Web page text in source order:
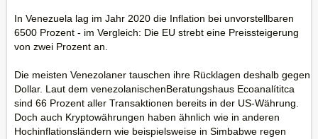
In Venezuela lag im Jahr 2020 die Inflation bei unvorstellbaren
6500 Prozent - im Vergleich: Die EU strebt eine Preissteigerung
von zwei Prozent an.
Die meisten Venezolaner tauschen ihre Rücklagen deshalb gegen
Dollar. Laut dem venezolanischenBeratungshaus Ecoanalítitca
sind 66 Prozent aller Transaktionen bereits in der US-Währung.
Doch auch Kryptowährungen haben ähnlich wie in anderen
Hochinflationsländern wie beispielsweise in Simbabwe regen